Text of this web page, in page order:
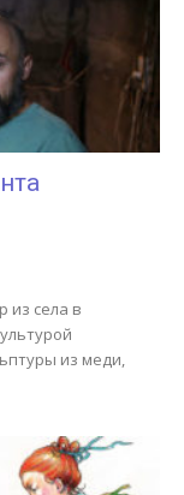
села в
из меди,